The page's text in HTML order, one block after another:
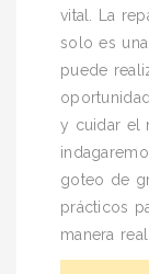
vital. La
solo es
puede
y cuidar el
goteo de
prácticos
manera real.